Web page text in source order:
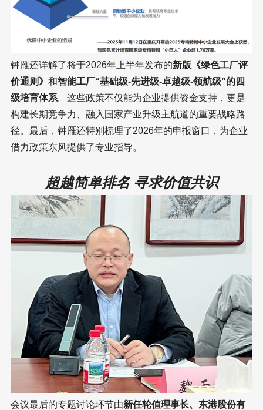
钟雁还详解了将于2026年上半年发布的新版《绿色工厂评
价通则》 和智能工厂“基础级-先进级-卓越级-领航级”的四
级培育体系。这些政策不仅能为企业提供资金支持，更是
构建长期竞争力、融入国家产业升级主航道的重要战略路
径。最后，钟雁还特别梳理了2026年的申报窗口，为企业
借力政策东风提供了专业指导。
超越简单排名 寻求价值共识
会议最后的专题讨论环节由新任轮值理事长、东港股份有